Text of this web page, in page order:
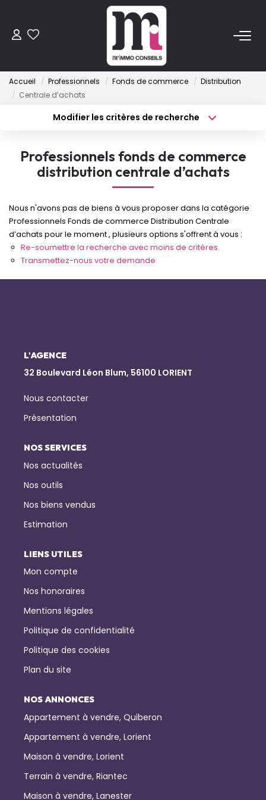
ACHETER
Anciens
VENDRE
LOUER
ESTIMER
FAIRE GÉRER
Nos Actualités
Accueil Professionnels Fonds de commerce
Distribution
Centrale d’achats
Modifier les critères de recherche
Sélectionnez...
Type de bien
Surface min
Créer une alerte
Professionnels fonds de commerce
distribution centrale d’achats
Nous n'avons pas de biens à vous proposer dans la catégorie
Professionnels Fonds de commerce Distribution Centrale
d’achats pour le moment , plusieurs options s'offrent à vous :
Re-soumettre la recherche avec moins de critères.
Transmettez-nous votre demande
L'AGENCE
32 Boulevard Léon Blum, 56100 LORIENT
Nous contacter
Présentation
NOS SERVICES
Nos actualités
Nos outils
Nos biens vendus
Estimation
LIENS UTILES
Mon compte
Nos honoraires
Mentions légales
Politique de confidentialité
Politique des cookies
Plan du site
NOS ANNONCES
Appartement à vendre, Quiberon
Appartement à vendre, Lorient
Maison à vendre, Lorient
Terrain à vendre, Riantec
Maison à vendre, Lanester